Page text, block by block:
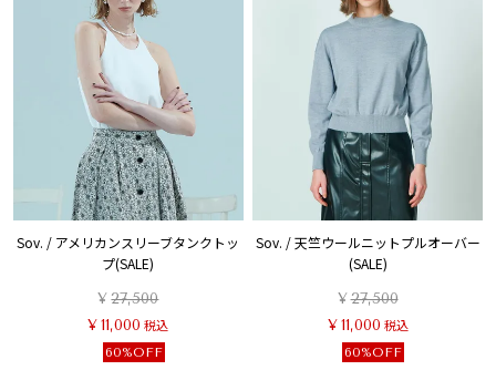
Sov. / アメリカンスリーブタンクトッ
プ(SALE)
¥ 27,500
¥ 11,000 税込
60%OFF
Sov. / 天竺ウールニットプルオーバー
(SALE)
¥27,500
¥ 11,000 税込
60%OFF